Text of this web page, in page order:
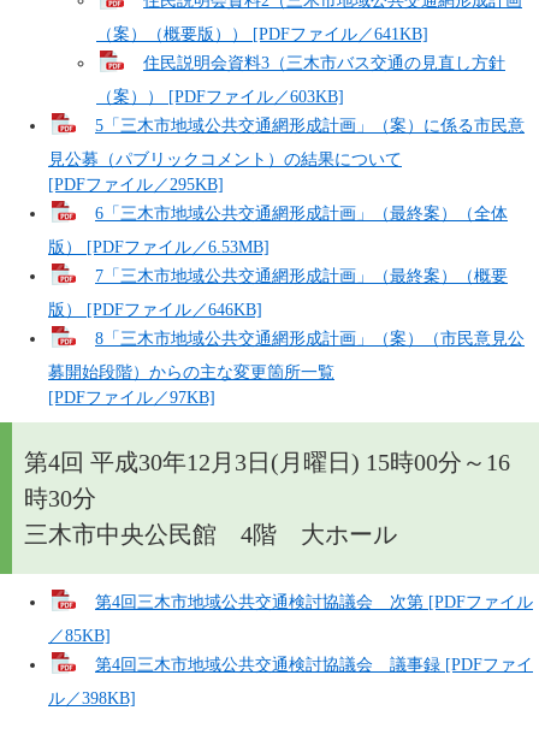
（案）（概要版）） [PDFファイル／641KB]
住民説明会資料3（三木市バス交通の見直し方針
（案）） [PDFファイル／603KB]
5「三木市地域公共交通網形成計画」（案）に係る市民意
見公募（パブリックコメント）の結果について
[PDFファイル／295KB]
6「三木市地域公共交通網形成計画」（最終案）（全体
版） [PDFファイル／6.53MB]
7「三木市地域公共交通網形成計画」（最終案）（概要
版） [PDFファイル／646KB]
8「三木市地域公共交通網形成計画」（案）（市民意見公
募開始段階）からの主な変更箇所一覧
[PDFファイル／97KB]
第4回 平成30年12月3日(月曜日) 15時00分～16
時30分
三木市中央公民館 4階 大ホール
第4回三木市地域公共交通検討協議会 次第 [PDFファイル
／85KB]
第4回三木市地域公共交通検討協議会 議事録 [PDFファイ
ル／398KB]